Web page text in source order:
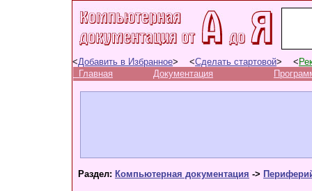
<Добавить в Избранное> <Сделать стартовой> <
Главная
Документация
Раздел: Компьютерная документация ->